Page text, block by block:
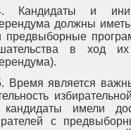
Кандидаты и
должны иметь
предвыборные
в ход их
Время является
имели
с